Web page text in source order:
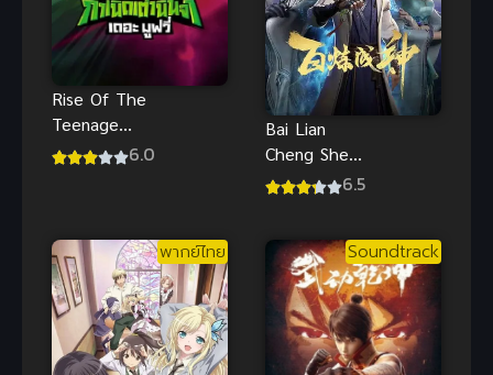
Rise Of The
Teenage
Mutant Ninja
6.0
Bai Lian
Cheng Shen
1 ร้อยเทพ6.5
พากย์ไทย Soundtrack